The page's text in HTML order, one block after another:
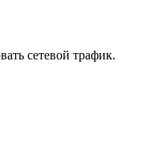
сетевой трафик.